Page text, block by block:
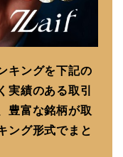
キングを下記の
実績のある取引
豊富な銘柄が取
ング形式でまと